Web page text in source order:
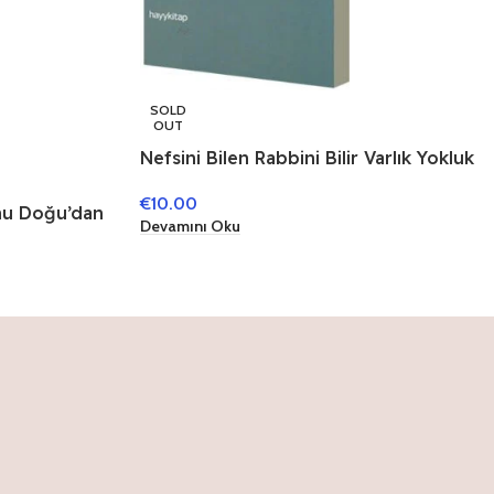
Doğu’dan
SOLD
OUT
Nefsini Bilen Rabbini Bilir Varlık Yokluk
€10.00
Devamını Oku